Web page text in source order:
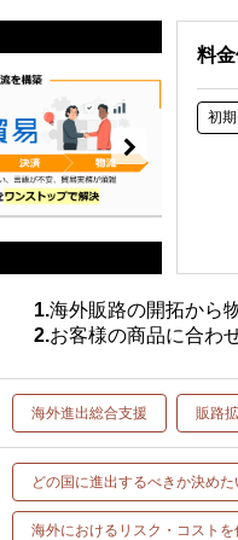
料
初
海外販路の開拓から
お客様の商品に合わ
海外進出総合支援 販路
どの国に進出するべきか決めた
海外におけるリスク・コスト